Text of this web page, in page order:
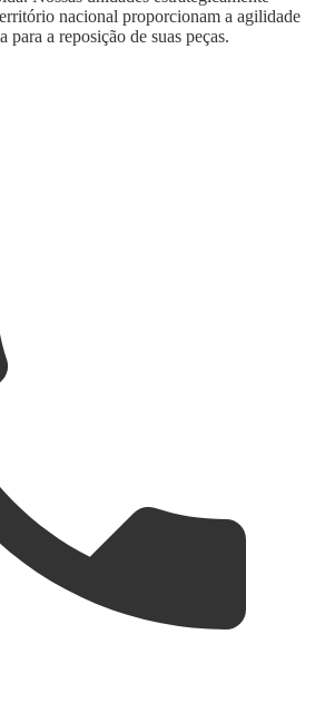
nacional proporcionam a agilidade
para a reposição de suas peças.